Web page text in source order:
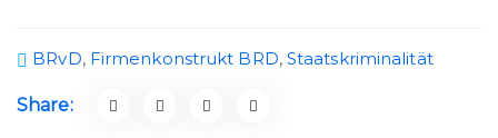
BRvD, Firmenkonstrukt BRD, Staatskriminalität
Share: